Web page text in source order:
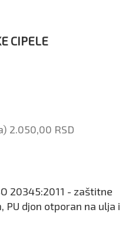
CIPELE
2.050,00 RSD
20345:2011 - zaštitne
PU djon otporan na ulja i